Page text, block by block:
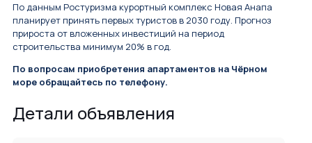
По данным Ростуризма курортный комплекс Новая Анапа
планирует принять первых туристов в 2030 году. Прогноз
прироста от вложенных инвестиций на период
строительства минимум 20% в год.
По вопросам приобретения апартаментов на Чёрном
море обращайтесь по телефону.
Детали объявления